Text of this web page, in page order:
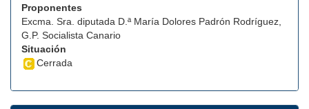
Proponentes
Excma. Sra. diputada D.ª María Dolores Padrón Rodríguez,
G.P. Socialista Canario
Situación
Cerrada